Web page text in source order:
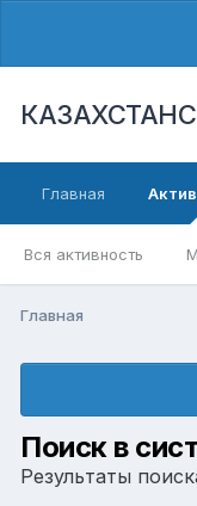
Главная
Вся активность
Главная
Поиск в
Результаты